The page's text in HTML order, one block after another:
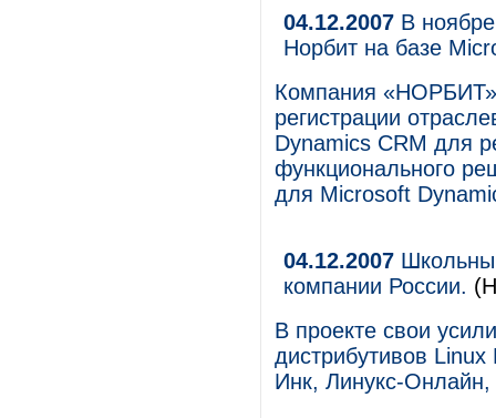
04.12.2007 В
Норбит на базе
Компания
регистрации
Dynamics CRM для
функционального
для Microsoft
04.12.2007
компании России.
В проекте свои
дистрибутивов
Инк, Линукс-